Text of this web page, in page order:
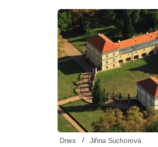
Dnes Jiřina Suchorová